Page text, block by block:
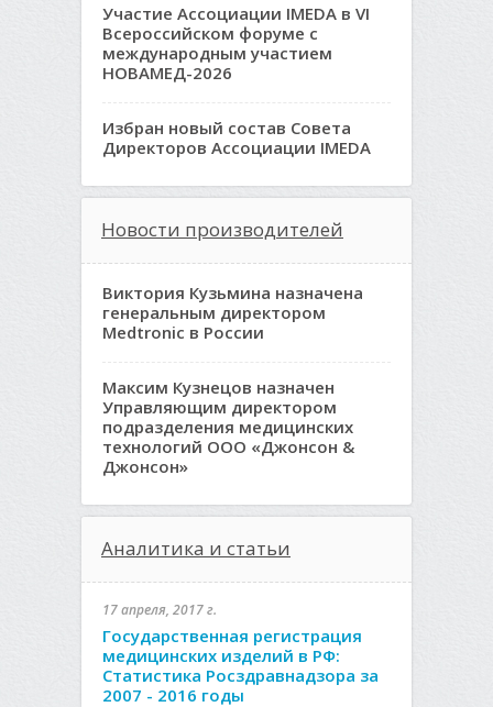
Участие Ассоциации IMEDA в VI
Всероссийском форуме с
международным участием
НОВАМЕД-2026
Избран новый состав Совета
Директоров Ассоциации IMEDA
Новости производителей
Виктория Кузьмина назначена
генеральным директором
Medtronic в России
Максим Кузнецов назначен
Управляющим директором
подразделения медицинских
технологий ООО «Джонсон &
Джонсон»
Аналитика и статьи
17 апреля, 2017 г.
Государственная регистрация
медицинских изделий в РФ:
Статистика Росздравнадзора за
2007 - 2016 годы